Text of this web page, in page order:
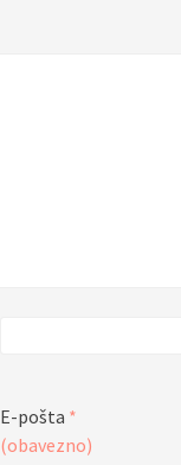
E-pošta *
(obavezno)